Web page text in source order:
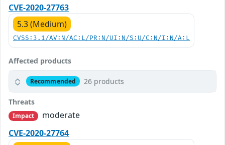
CVE-2020-27763
5.3 (Medium)
CVSS:3.1/AV:N/AC:L/PR:N/UI:N/S:U/C:N/I:N/A:L
Affected products
Recommended 26 products
Threats
Impact
moderate
CVE-2020-27764